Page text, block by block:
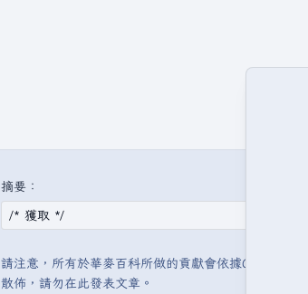
摘要：
請注意，所有於華麥百科所做的貢獻會依據CC BY-
散佈，請勿在此發表文章。